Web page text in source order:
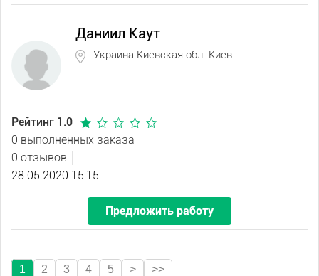
Даниил Каут
Украина Киевская обл. Киев
Рейтинг 1.0
0 выполненных заказа
0 отзывов
28.05.2020 15:15
Предложить работу
1 2 3 4 5 > >>